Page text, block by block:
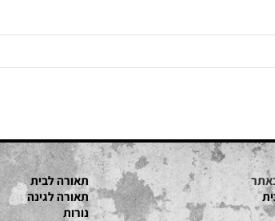
תאורה לבית